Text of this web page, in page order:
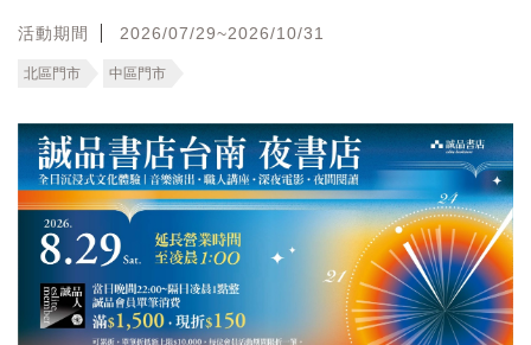
活動期間 2026/07/29~2026/10/31
北區門市 中區門市